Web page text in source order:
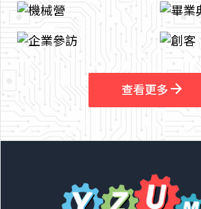
查看更多